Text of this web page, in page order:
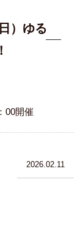
）ゆる
00開催
2026.02.11